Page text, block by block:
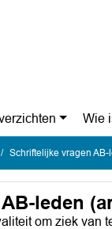
Wie
Schriftelijke vragen
leden
om ziek van